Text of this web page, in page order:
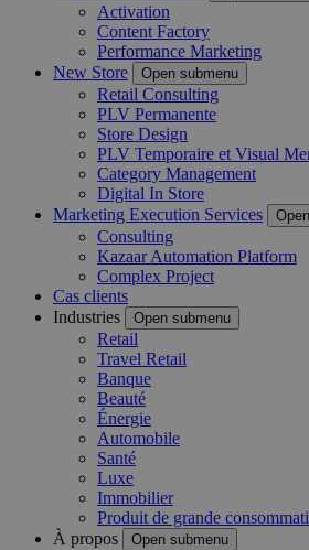
Activation
Content Factory
Performance Marketing
New Store
Open submenu
Retail Consulting
PLV Permanente
Store Design
PLV Temporaire et Visual
Category Management
Digital In Store
Marketing Execution Services
Consulting
Kazaar Automation Platform
Complex Project
Cas clients
Industries
Open submenu
Retail
Travel Retail
Banque
Beauté
Énergie
Automobile
Santé
Luxe
Immobilier
Produit de grande
À propos
Open submenu